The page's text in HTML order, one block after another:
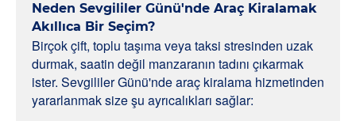
Neden Sevgililer Günü'nde Araç Kiralamak
Akıllıca Bir Seçim?
Birçok çift, toplu taşıma veya taksi stresinden uzak
durmak, saatin değil manzaranın tadını çıkarmak
ister. Sevgililer Günü'nde araç kiralama hizmetinden
yararlanmak size şu ayrıcalıkları sağlar: